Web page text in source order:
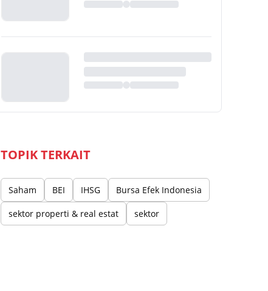
TOPIK TERKAIT
Saham BEI IHSG Bursa Efek Indonesia
sektor properti & real estat sektor